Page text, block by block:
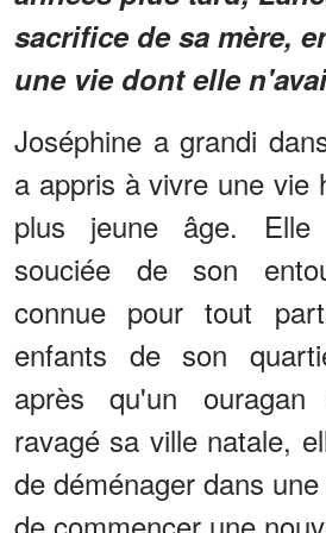
sacrifice de sa mère,
une vie dont elle
Joséphine a grandi
a appris à vivre une vie
plus jeune âge. Elle
souciée de son
connue pour tout
enfants de son
après qu'un ouragan
ravagé sa ville natale,
de déménager dans